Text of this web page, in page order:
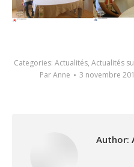
Categories: Actualités, Actualités
ParAnne 3 novembre
Author: